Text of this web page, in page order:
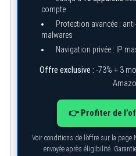
compte
Protection avancée :
malwares
Navigation privée : IP
Offre exclusive : -73% + 3
👉 Profiter de
Voir conditions de l’offre sur la page
envoyée après éligibilité.
h
f
: